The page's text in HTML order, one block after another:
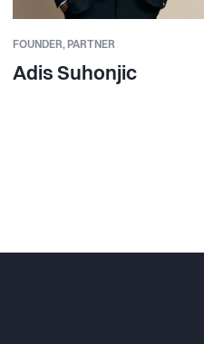
FOUNDER, PARTNER
Adis Suhonjic